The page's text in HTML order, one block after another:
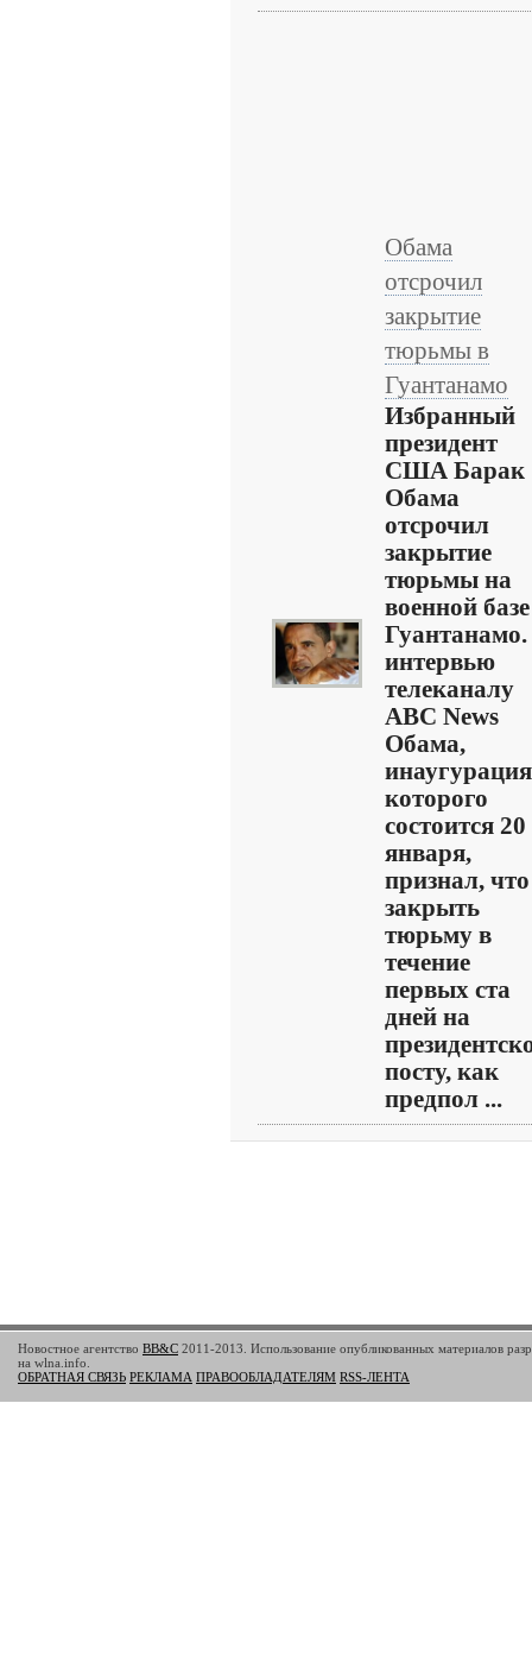
Обама
отсрочил
закрытие
тюрьмы в
Гуантанамо
Избранный
президент
США Барак
Обама
отсрочил
закрытие
тюрьмы на
военной
интервью
телеканалу
ABC News
Обама,
инаугурация
которого
состоится 20
января,
признал, что
закрыть
тюрьму в
течение
первых ста
дней на
посту, как
предпол ...
Новостное агентство BB&C 2011-2013. Использование опубликованных материалов
на wlna.info.
ОБРАТНАЯ СВЯЗЬ РЕКЛАМА ПРАВООБЛАДАТЕЛЯМ RSS-ЛЕНТА